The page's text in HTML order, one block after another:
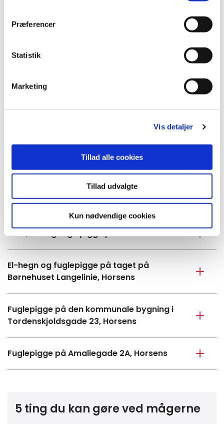
Præferencer
Statistik
Marketing
Vis detaljer
Tillad alle cookies
Tillad udvalgte
Kun nødvendige cookies
Se eksempler på
fuglepigge og andre
forhindringer
Åbn alle
Wire, net og fuglepigge på Stensballe Skole
El-hegn og fuglepigge på taget på
Børnehuset Langelinie, Horsens
Fuglepigge på den kommunale bygning i
Tordenskjoldsgade 23, Horsens
Fuglepigge på Amaliegade 2A, Horsens
5 ting du kan gøre ved mågerne